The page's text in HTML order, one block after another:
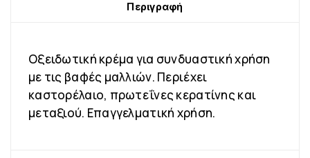
Περιγραφή
Οξειδωτική κρέμα για συνδυαστική χρήση
με τις βαφές μαλλιών. Περιέχει
καστορέλαιο, πρωτεΐνες κερατίνης και
μεταξιού. Επαγγελματική χρήση.